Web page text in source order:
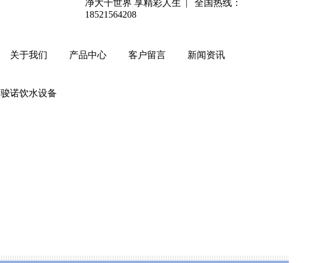
关于我们 产品中心 客户留言 新闻资讯
骏诺饮水设备
净大千世界 享精彩人生 | 全国热线：
18521564208